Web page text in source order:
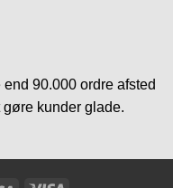
90.000 ordre afsted
kunder glade.